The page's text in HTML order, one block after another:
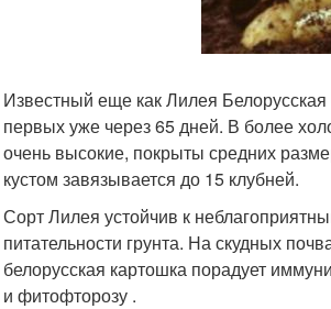
Известный еще как Лилея
первых уже через 65 дней. В более
очень высокие, покрыты средних
кустом завязывается до 15 клубней.
Сорт Лилея устойчив к
питательности грунта. На скудных
белорусская картошка порадует
и фитофторозу .